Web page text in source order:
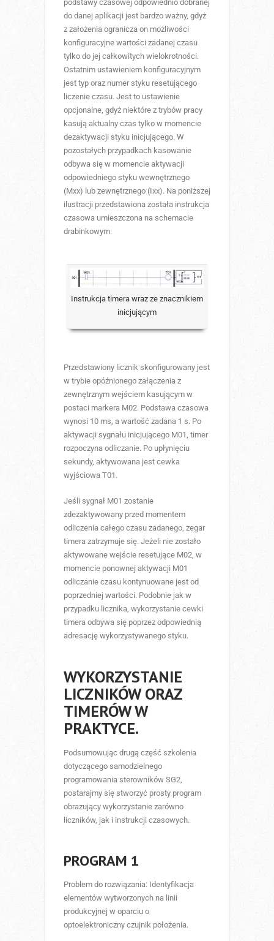
podstawy czasowej odpowiednio dobranej
do danej aplikacji jest bardzo ważny, gdyż
z założenia ogranicza on możliwości
konfiguracyjne wartości zadanej czasu
tylko do jej całkowitych wielokrotności.
Ostatnim ustawieniem konfiguracyjnym
jest typ oraz numer styku resetującego
liczenie czasu. Jest to ustawienie
opcjonalne, gdyż niektóre z trybów pracy
kasują aktualny czas tylko w momencie
dezaktywacji styku inicjującego. W
pozostałych przypadkach kasowanie
odbywa się w momencie aktywacji
odpowiedniego styku wewnętrznego
(Mxx) lub zewnętrznego (Ixx). Na poniższej
ilustracji przedstawiona została instrukcja
czasowa umieszczona na schemacie
drabinkowym.
Instrukcja timera wraz ze znacznikiem
inicjującym
Przedstawiony licznik skonfigurowany jest
w trybie opóźnionego załączenia z
zewnętrznym wejściem kasującym w
postaci markera M02. Podstawa czasowa
wynosi 10 ms, a wartość zadana 1 s. Po
aktywacji sygnału inicjującego M01, timer
rozpoczyna odliczanie. Po upłynięciu
sekundy, aktywowana jest cewka
wyjściowa T01.
Jeśli sygnał M01 zostanie
zdezaktywowany przed momentem
odliczenia całego czasu zadanego, zegar
timera zatrzymuje się. Jeżeli nie zostało
aktywowane wejście resetujące M02, w
momencie ponownej aktywacji M01
odliczanie czasu kontynuowane jest od
poprzedniej wartości. Podobnie jak w
przypadku licznika, wykorzystanie cewki
timera odbywa się poprzez odpowiednią
adresację wykorzystywanego styku.
WYKORZYSTANIE
LICZNIKÓW ORAZ
TIMERÓW W
PRAKTYCE.
Podsumowując drugą część szkolenia
dotyczącego samodzielnego
programowania sterowników SG2,
postarajmy się stworzyć prosty program
obrazujący wykorzystanie zarówno
liczników, jak i instrukcji czasowych.
PROGRAM 1
Problem do rozwiązania: Identyfikacja
elementów wytworzonych na linii
produkcyjnej w oparciu o
optoelektroniczny czujnik położenia.